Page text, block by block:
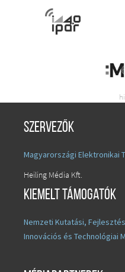
Szervezők
Magyarországi Elektronikai
Heiling Média Kft.
Kiemelt támogatók
Nemzeti Kutatási,
Innovációs és Technológiai